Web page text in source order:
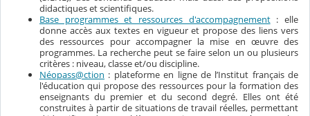
didactiques et scientifiques.
Base programmes et ressources d'accompagnement: elle
donne accès aux textes en vigueur et propose des liens vers
des ressources pour accompagner la mise en œuvre des
programmes. La recherche peut se faire selon un ou plusieurs
critères : niveau, classe et/ou discipline.
Néopass@ction : plateforme en ligne de l’Institut français de
l'éducation qui propose des ressourcespour la formation des
enseignants du premier et du second degré. Elles ont été
construites à partir de situations de travail réelles, permettant